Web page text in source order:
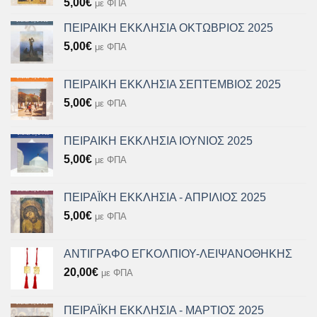
με ΦΠΑ
ΠΕΙΡΑΙΚΗ ΕΚΚΛΗΣΙΑ ΟΚΤΩΒΡΙΟΣ 2025
5,00€ με ΦΠΑ
ΠΕΙΡΑΙΚΗ ΕΚΚΛΗΣΙΑ ΣΕΠΤΕΜΒΙΟΣ 2025
5,00€ με ΦΠΑ
ΠΕΙΡΑΙΚΗ ΕΚΚΛΗΣΙΑ ΙΟΥΝΙΟΣ 2025
5,00€ με ΦΠΑ
ΠΕΙΡΑΪΚΗ ΕΚΚΛΗΣΙΑ - ΑΠΡΙΛΙΟΣ 2025
5,00€ με ΦΠΑ
ΑΝΤΙΓΡΑΦΟ ΕΓΚΟΛΠΙΟΥ-ΛΕΙΨΑΝΟΘΗΚΗΣ
20,00€ με ΦΠΑ
ΠΕΙΡΑΪΚΗ ΕΚΚΛΗΣΙΑ - ΜΑΡΤΙΟΣ 2025